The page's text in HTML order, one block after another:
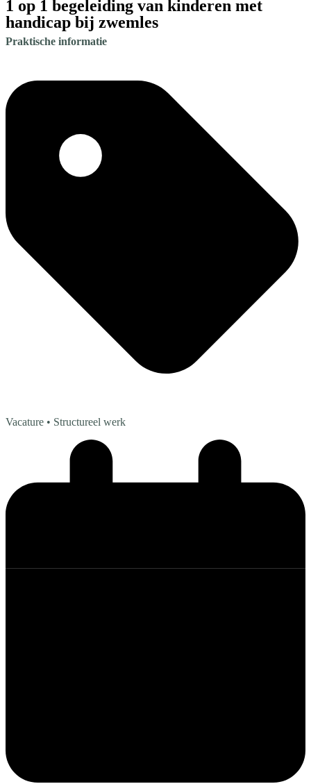
1 op 1 begeleiding van kinderen met
handicap bij zwemles
Praktische informatie
Vacature • Structureel werk